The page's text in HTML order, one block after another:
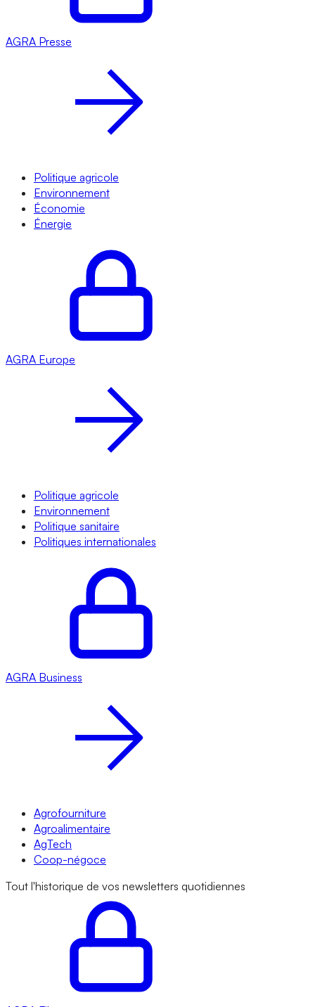
AGRA Presse
Politique agricole
Environnement
Économie
Énergie
AGRA Europe
Politique agricole
Environnement
Politique sanitaire
Politiques internationales
AGRA Business
Agrofourniture
Agroalimentaire
AgTech
Coop-négoce
Tout l'historique de vos newsletters quotidiennes